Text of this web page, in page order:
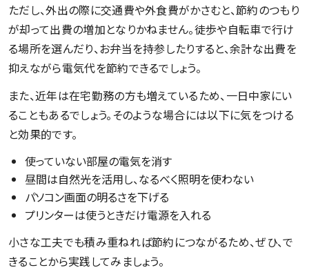
ただし、外出の際に交通費や外食費がかさむと、節約のつもり
が却って出費の増加となりかねません。徒歩や自転車で行け
る場所を選んだり、お弁当を持参したりすると、余計な出費を
抑えながら電気代を節約できるでしょう。
また、近年は在宅勤務の方も増えているため、一日中家にい
ることもあるでしょう。そのような場合には以下に気をつける
と効果的です。
使っていない部屋の電気を消す
昼間は自然光を活用し、なるべく照明を使わない
パソコン画面の明るさを下げる
プリンターは使うときだけ電源を入れる
小さな工夫でも積み重ねれば節約につながるため、ぜひ、で
きることから実践してみましょう。